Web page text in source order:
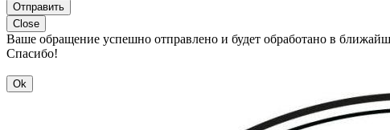
Отправить
Close
Ваше обращение успешно отправлено и будет обработано в
Спасибо!
Ok